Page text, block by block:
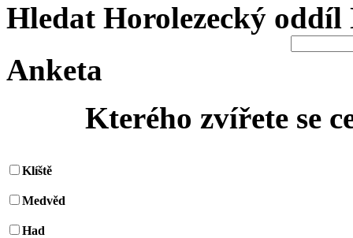
Hledat Horolezecký
Anketa
Kterého zvířete se
Klíště
Medvěd
Had